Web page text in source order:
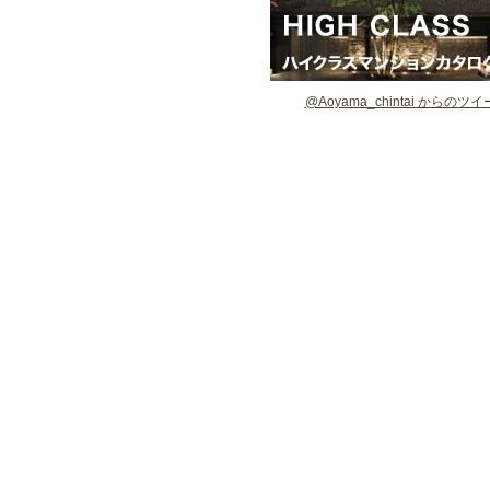
@Aoyama_chintai からのツイ